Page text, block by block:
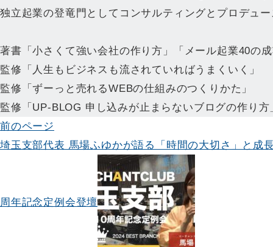
独立起業の登竜門としてコンサルティングとプロデュ
著書「小さくて強い会社の作り方」「メール起業40の
監修「人生もビジネスも流されていればうまくいく」
監修「ずーっと売れるWEBの仕組みのつくりかた」
監修「UP-BLOG 申し込みが止まらないブログの作り方
投
稿
ビ
前のページ
埼玉支部代表 馬場ふゆかが語る「時間の大切さ」と成
周年記念定例会登壇